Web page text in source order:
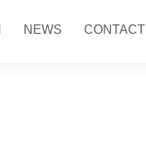
NEWS CONTACT